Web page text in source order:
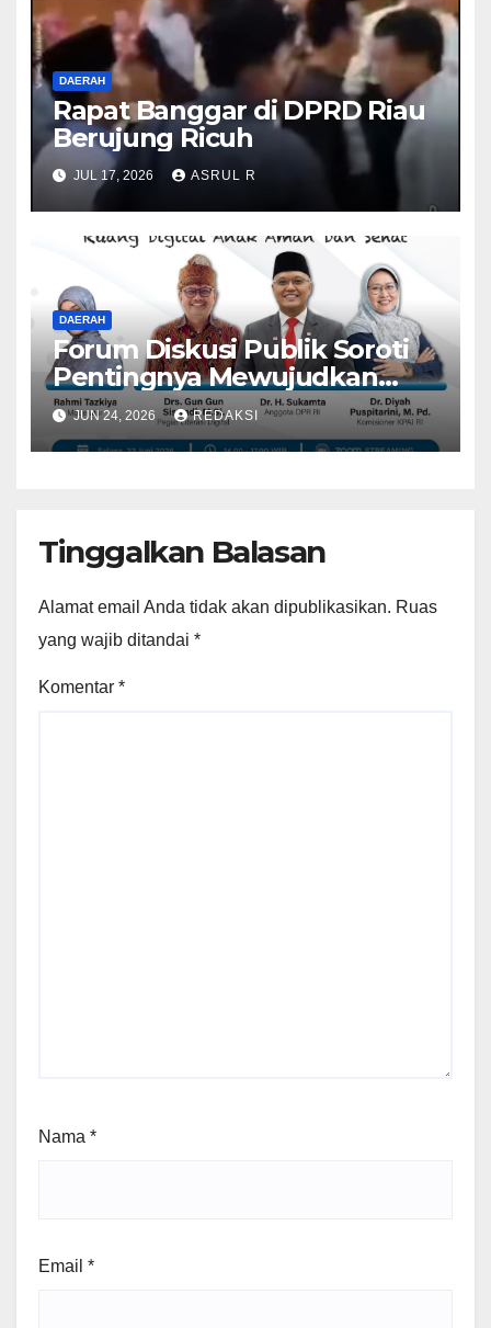
DAERAH
Rapat Banggar di DPRD Riau
Berujung Ricuh
JUL 17, 2026 ASRUL R
DAERAH
Forum Diskusi Publik Soroti
Pentingnya Mewujudkan
Ruang Digital Anak yang
Aman dan Sehat
JUN 24, 2026 REDAKSI
Tinggalkan Balasan
Alamat email Anda tidak akan dipublikasikan. Ruas
yang wajib ditandai *
Komentar *
Nama *
Email *